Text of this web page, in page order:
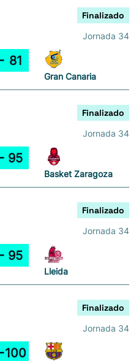
Finalizado
Jornada 34
81
Gran Canaria
Finalizado
Jornada 34
95
Basket Zaragoza
Finalizado
Jornada 34
95
Lleida
Finalizado
Jornada 34
100